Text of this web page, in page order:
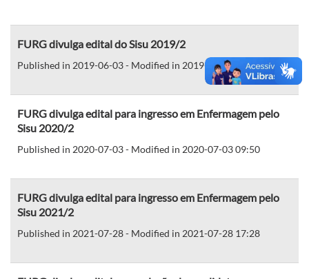
FURG divulga edital do Sisu 2019/2
Published in 2019-06-03 - Modified in 2019-06-03 16:35
FURG divulga edital para ingresso em Enfermagem pelo
Sisu 2020/2
Published in 2020-07-03 - Modified in 2020-07-03 09:50
FURG divulga edital para ingresso em Enfermagem pelo
Sisu 2021/2
Published in 2021-07-28 - Modified in 2021-07-28 17:28